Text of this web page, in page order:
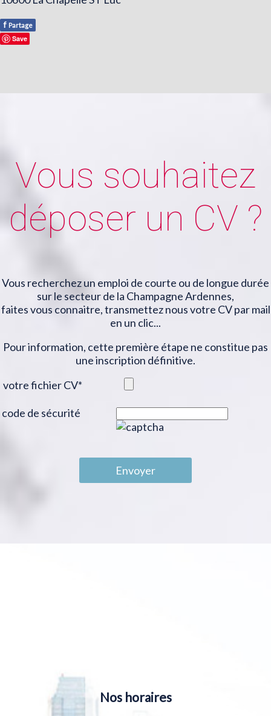
f Partage
Save
Vous souhaitez
déposer un CV ?
Vous recherchez un emploi de courte ou de longue durée
sur le secteur de la Champagne Ardennes,
faites vous connaitre, transmettez nous votre CV par mail
en un clic...
Pour information, cette première étape ne constitue pas
une inscription définitive.
votre fichier CV*
code de sécurité
Envoyer
Nos horaires